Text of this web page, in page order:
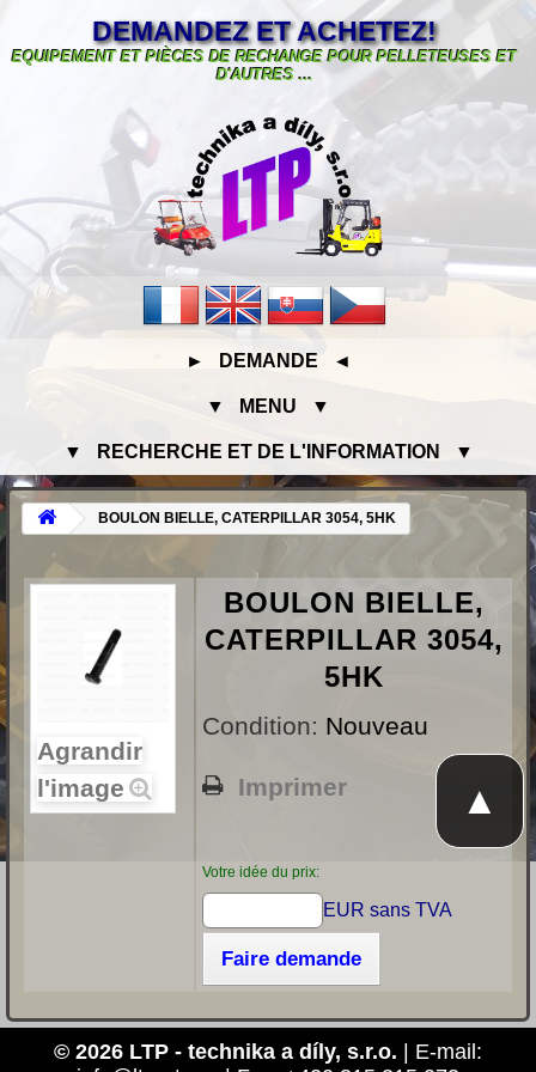
DEMANDEZ ET ACHETEZ!
EQUIPEMENT ET PIÈCES DE RECHANGE POUR PELLETEUSES ET
D'AUTRES ...
► DEMANDE ◄
▼ MENU ▼
▼ RECHERCHE ET DE L'INFORMATION ▼
BOULON BIELLE, CATERPILLAR 3054, 5HK
Agrandir
l'image
BOULON BIELLE,
CATERPILLAR 3054,
5HK
Condition: Nouveau
Imprimer
Votre idée du prix:
EUR sans TVA
Faire demande
© 2026 LTP - technika a díly, s.r.o. | E-mail:
▲